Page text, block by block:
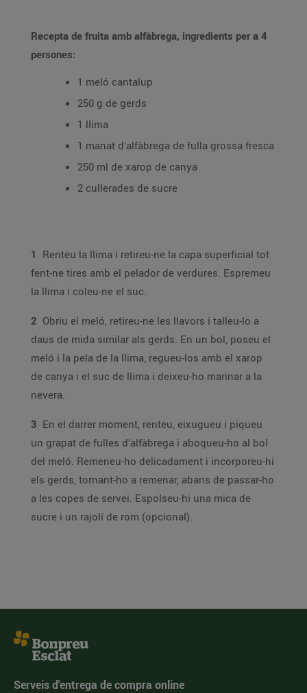
Recepta de fruita amb alfàbrega, ingredients per a 4
persones:
1 meló cantalup
250 g de gerds
1 llima
1 manat d’alfàbrega de fulla grossa fresca
250 ml de xarop de canya
2 cullerades de sucre
1 Renteu la llima i retireu-ne la capa superficial tot
fent-ne tires amb el pelador de verdures. Espremeu
la llima i coleu-ne el suc.
2 Obriu el meló, retireu-ne les llavors i talleu-lo a
daus de mida similar als gerds. En un bol, poseu el
meló i la pela de la llima, regueu-los amb el xarop
de canya i el suc de llima i deixeu-ho marinar a la
nevera.
3 En el darrer moment, renteu, eixugueu i piqueu
un grapat de fulles d’alfàbrega i aboqueu-ho al bol
del meló. Remeneu-ho delicadament i incorporeu-hi
els gerds, tornant-ho a remenar, abans de passar-ho
a les copes de servei. Espolseu-hi una mica de
sucre i un rajolí de rom (opcional).
Serveis d'entrega de compra online